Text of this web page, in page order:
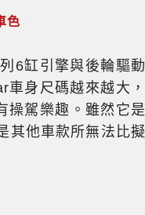
色
6缸引擎與後輪驅動
身尺碼越來越大，
操駕樂趣。雖然它是
其他車款所無法比擬